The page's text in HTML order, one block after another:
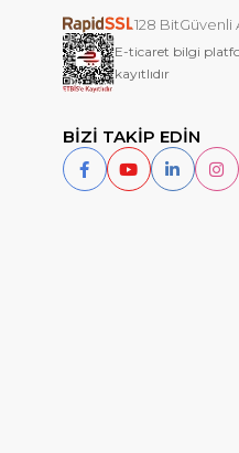
128 BitGüvenli
E-ticaret bilgi
kayıtlıdır
BİZİ TAKİP EDİN